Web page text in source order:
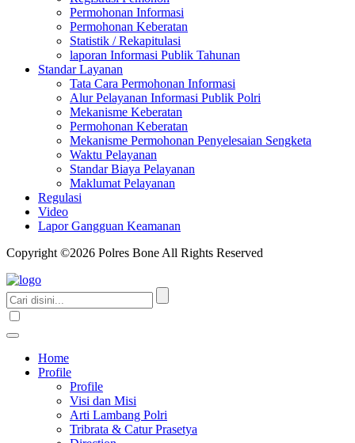
Permohonan Informasi
Permohonan Keberatan
Statistik / Rekapitulasi
laporan Informasi Publik Tahunan
Standar Layanan
Tata Cara Permohonan Informasi
Alur Pelayanan Informasi Publik Polri
Mekanisme Keberatan
Permohonan Keberatan
Mekanisme Permohonan Penyelesaian Sengketa
Waktu Pelayanan
Standar Biaya Pelayanan
Maklumat Pelayanan
Regulasi
Video
Lapor Gangguan Keamanan
Copyright ©2026 Polres Bone All Rights Reserved
Home
Profile
Profile
Visi dan Misi
Arti Lambang Polri
Tribrata & Catur Prasetya